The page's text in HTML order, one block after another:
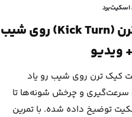
آموزش کیک ترن (Kick Turn) روی شیب
ویدیو
کیک ترن روی شیب رو یاد
سرعت‌گیری و چرخش شونه‌ها تا
توضیخ داده شده. با تمرین